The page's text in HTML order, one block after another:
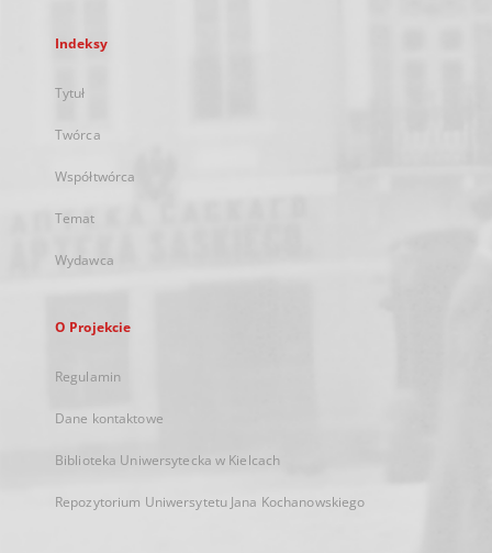
Indeksy
Tytuł
Twórca
Współtwórca
Temat
Wydawca
O Projekcie
Regulamin
Dane kontaktowe
Biblioteka Uniwersytecka w Kielcach
Repozytorium Uniwersytetu Jana Kochanowskiego